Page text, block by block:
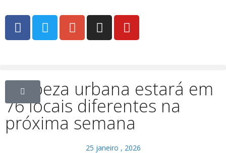
Limpeza urbana estará em
76 locais diferentes na
próxima semana
25 janeiro , 2026